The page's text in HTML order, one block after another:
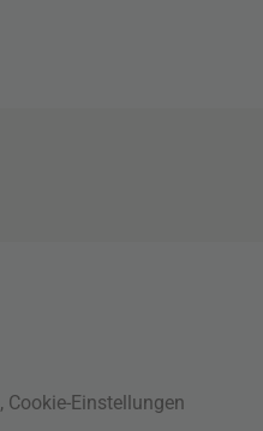
, Cookie-Einstellungen